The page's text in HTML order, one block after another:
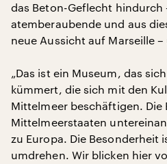
das Beton-Geflecht hindurch
atemberaubende und aus
neue Aussicht auf Marseille
„Das ist ein Museum, das
kümmert, die sich mit den
Mittelmeer beschäftigen. Die
Mittelmeerstaaten
zu Europa. Die Besonderheit
umdrehen. Wir blicken hier